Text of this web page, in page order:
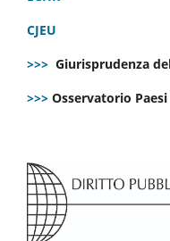
CJEU
>>> Giurisprudenza
>>> Osservatorio